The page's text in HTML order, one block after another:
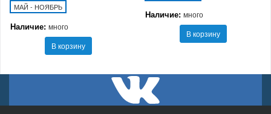
МАЙ - НОЯБРЬ
Наличие: много
В корзину
Наличие: много
В корзину